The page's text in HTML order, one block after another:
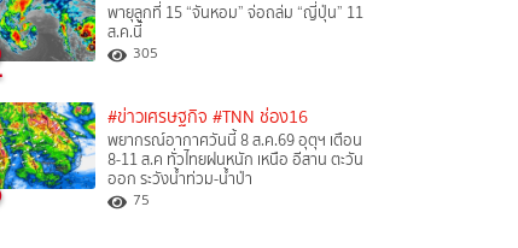
พายุลูกที่ 15 “จันหอม” จ่อถล่ม “ญี่ปุ่น” 11
ส.ค.นี้
305
#ข่าวเศรษฐกิจ #TNN ช่อง16
พยากรณ์อากาศวันนี้ 8 ส.ค.69 อุตุฯ เตือน
8-11 ส.ค ทั่วไทยฝนหนัก เหนือ อีสาน ตะวัน
ออก ระวังน้ำท่วม-น้ำป่า
75